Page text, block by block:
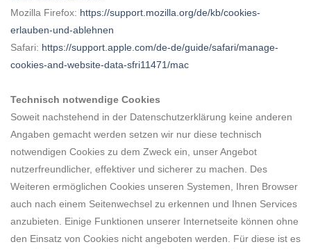
Mozilla Firefox: https://support.mozilla.org/de/kb/cookies-
erlauben-und-ablehnen
Safari: https://support.apple.com/de-de/guide/safari/manage-
cookies-and-website-data-sfri11471/mac
Technisch notwendige Cookies
Soweit nachstehend in der Datenschutzerklärung keine anderen
Angaben gemacht werden setzen wir nur diese technisch
notwendigen Cookies zu dem Zweck ein, unser Angebot
nutzerfreundlicher, effektiver und sicherer zu machen. Des
Weiteren ermöglichen Cookies unseren Systemen, Ihren Browser
auch nach einem Seitenwechsel zu erkennen und Ihnen Services
anzubieten. Einige Funktionen unserer Internetseite können ohne
den Einsatz von Cookies nicht angeboten werden. Für diese ist es